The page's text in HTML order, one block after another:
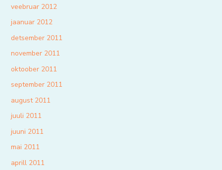
veebruar 2012
jaanuar 2012
detsember 2011
november 2011
oktoober 2011
september 2011
august 2011
juuli 2011
juuni 2011
mai 2011
aprill 2011